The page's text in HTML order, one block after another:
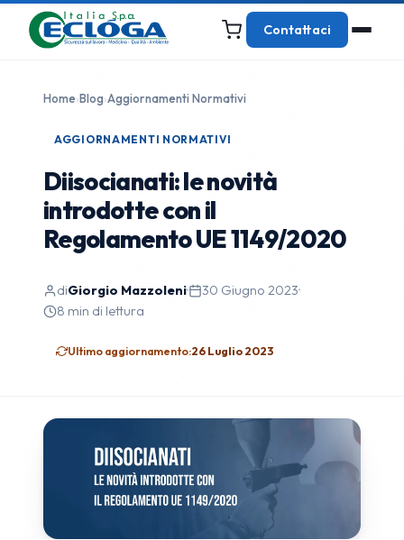
Contattaci
Home›Blog›Aggiornamenti Normativi
AGGIORNAMENTI NORMATIVI
Diisocianati: le novità
introdotte con il
Regolamento UE 1149/2020
diGiorgio Mazzoleni· 30 Giugno 2023·
8 min di lettura
Ultimo aggiornamento:26 Luglio 2023